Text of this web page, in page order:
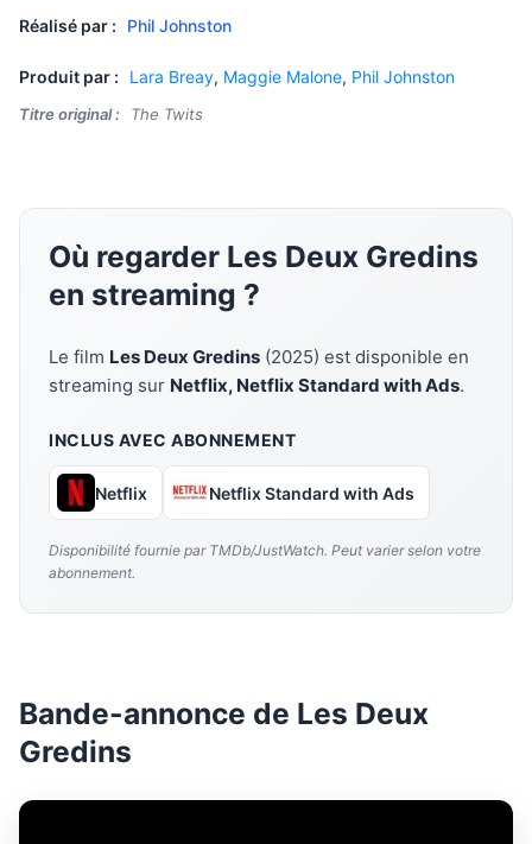
Réalisé par : Phil Johnston
Produit par : Lara Breay, Maggie Malone, Phil Johnston
Titre original : The Twits
Où regarder Les Deux Gredins
en streaming ?
Le film Les Deux Gredins (2025) est disponible en
streaming sur Netflix, Netflix Standard with Ads.
INCLUS AVEC ABONNEMENT
Netflix Netflix Standard with Ads
Disponibilité fournie par TMDb/JustWatch. Peut varier selon votre
abonnement.
Bande-annonce de Les Deux
Gredins